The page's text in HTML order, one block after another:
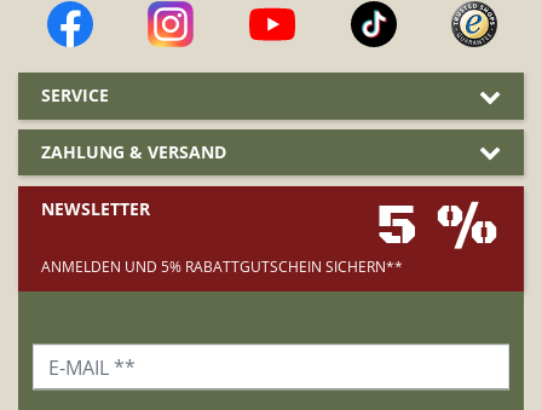
SERVICE
ZAHLUNG & VERSAND
NEWSLETTER 5 %
ANMELDEN UND 5% RABATTGUTSCHEIN SICHERN**